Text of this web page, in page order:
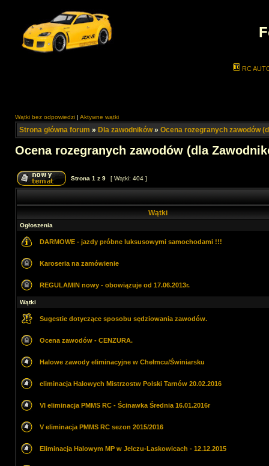
RC
Wątki bez odpowiedzi | Aktywne wątki
Strona główna forum » Dla zawodników» Ocena rozegranych zawodów
Ocena rozegranych zawodów (dla
Strona 1 z 9 [ Wątki: 404 ]
Wątki
Ogłoszenia
DARMOWE - jazdy próbne luksusowymi samochodami !!!
Karoseria na zamówienie
REGULAMIN nowy - obowiązuje od 17.06.2013r.
Wątki
Sugestie dotyczące sposobu sędziowania zawodów.
Ocena zawodów - CENZURA.
Halowe zawody eliminacyjne w Chełmcu/Świniarsku
eliminacja Halowych Mistrzostw Polski Tarnów 20.02.2016
VI eliminacja PMMS RC - Ścinawka Średnia 16.01.2016r
V eliminacja PMMS RC sezon 2015/2016
Eliminacja Halowym MP w Jelczu-Laskowicach - 12.12.2015